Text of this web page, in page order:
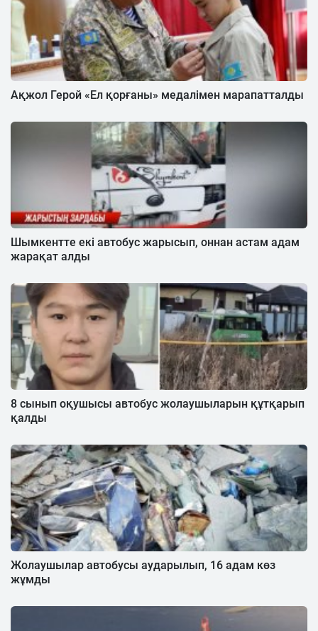
Ақжол Герой «Ел қорғаны» медалімен марапатталды
Шымкентте екі автобус жарысып, оннан астам адам
жарақат алды
8 сынып оқушысы автобус жолаушыларын құтқарып
қалды
Жолаушылар автобусы аударылып, 16 адам көз
жұмды